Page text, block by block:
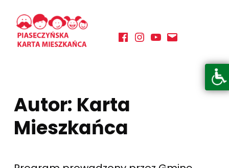
Otwórz pasek narzędzi
PIASECZYŃSKA KARTA MIESZKAŃCA
KORZYSTAJ Z BOGATEJ OFERTY GMINY PIASECZNO FacebookInstagram
YouTube
E-mail
Autor: Karta
Mieszkańca